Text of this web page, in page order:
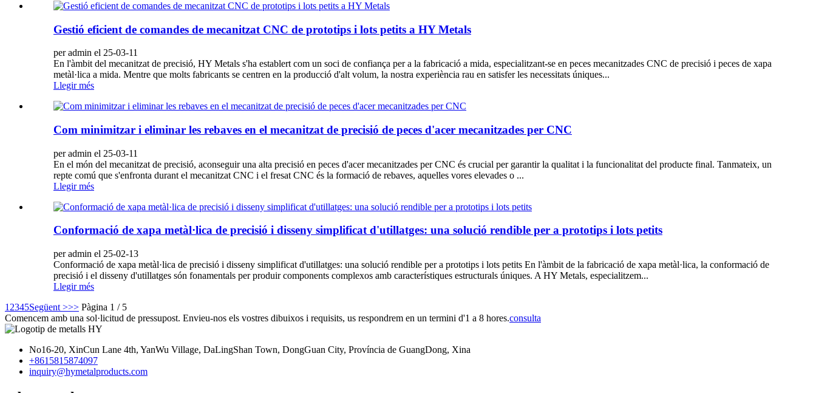
Gestió eficient de comandes de mecanitzat CNC de prototips i lots petits a HY Metals
per admin el 25-03-11
En l'àmbit del mecanitzat de precisió, HY Metals s'ha establert com un soci de confiança per a la fabricació a mida, especialitzant-se en peces mecanitzades CNC de precisió i peces de xapa
metàl·lica a mida. Mentre que molts fabricants se centren en la producció d'alt volum, la nostra experiència rau en satisfer les necessitats úniques...
Llegir més
Com minimitzar i eliminar les rebaves en el mecanitzat de precisió de peces d'acer mecanitzades per CNC
per admin el 25-03-11
En el món del mecanitzat de precisió, aconseguir una alta precisió en peces d'acer mecanitzades per CNC és crucial per garantir la qualitat i la funcionalitat del producte final. Tanmateix, un
repte comú que s'enfronta durant el mecanitzat CNC i el fresat CNC és la formació de rebaves, aquelles vores elevades o ...
Llegir més
Conformació de xapa metàl·lica de precisió i disseny simplificat d'utillatges: una solució rendible per a prototips i lots petits
per admin el 25-02-13
Conformació de xapa metàl·lica de precisió i disseny simplificat d'utillatges: una solució rendible per a prototips i lots petits En l'àmbit de la fabricació de xapa metàl·lica, la conformació de
precisió i el disseny d'utillatges són fonamentals per produir components complexos amb característiques estructurals úniques. A HY Metals, especialitzem...
Llegir més
1 2345Següent >>> Pàgina 1 / 5
Comencem amb una sol·licitud de pressupost. Envieu-nos els vostres dibuixos i requisits, us respondrem en un termini d'1 a 8 hores.consulta
No16-20, XinCun Lane 4th, YanWu Village, DaLingShan Town, DongGuan City, Província de GuangDong, Xina
+8615815874097
inquiry@hymetalproducts.com